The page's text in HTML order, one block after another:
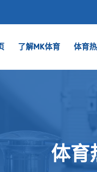
了解MK体育 体育
体育